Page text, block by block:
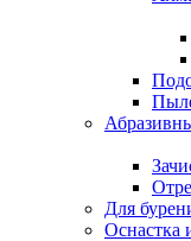
Для
Оснастка